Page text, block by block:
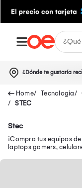
¿Dónde te gustaría
Tecnologia
STEC
Stec
¡Compra tus equipos
laptops gamers,